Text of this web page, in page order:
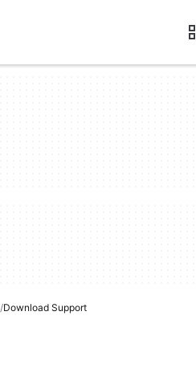
Download Support